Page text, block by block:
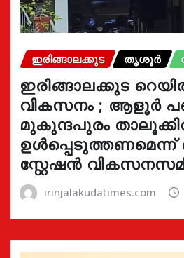
ഇരിങ്ങാലക്കുട തൃശൂർ
ഇരിങ്ങാലക്കുട
വികസനം ; ആളൂർ
മുകുന്ദപുരം
ഉൾപ്പെടുത്തണമെന്ന്
സ്റ്റേഷൻ
irinjalakudatimes.com